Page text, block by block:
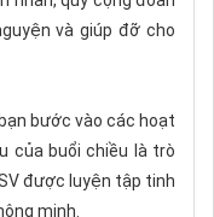
và giúp đỡ cho
bước vào các hoạt
của buổi chiều là trò
được luyện tập tinh
minh.